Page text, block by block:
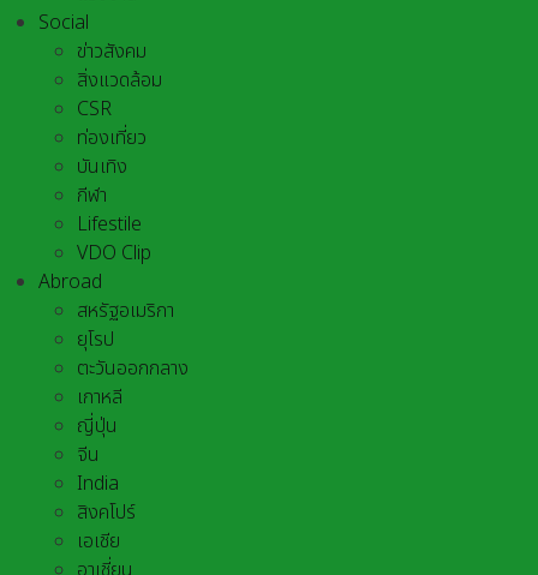
Social
ข่าวสังคม
สิ่งแวดล้อม
CSR
ท่องเที่ยว
บันเทิง
กีฬา
Lifestile
VDO Clip
Abroad
สหรัฐอเมริกา
ยุโรป
ตะวันออกกลาง
เกาหลี
ญี่ปุ่น
จีน
India
สิงคโปร์
เอเชีย